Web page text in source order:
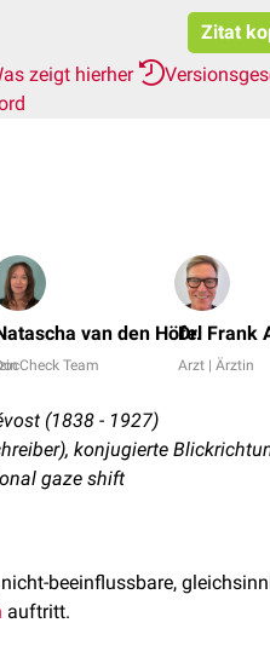
Zitat
zeigt hierher
van den Höfel
Team
Dr. Frank
Arzt | Ärztin
(1838 - 1927)
konjugierte
gaze shift
beeinflussbare,
auftritt.